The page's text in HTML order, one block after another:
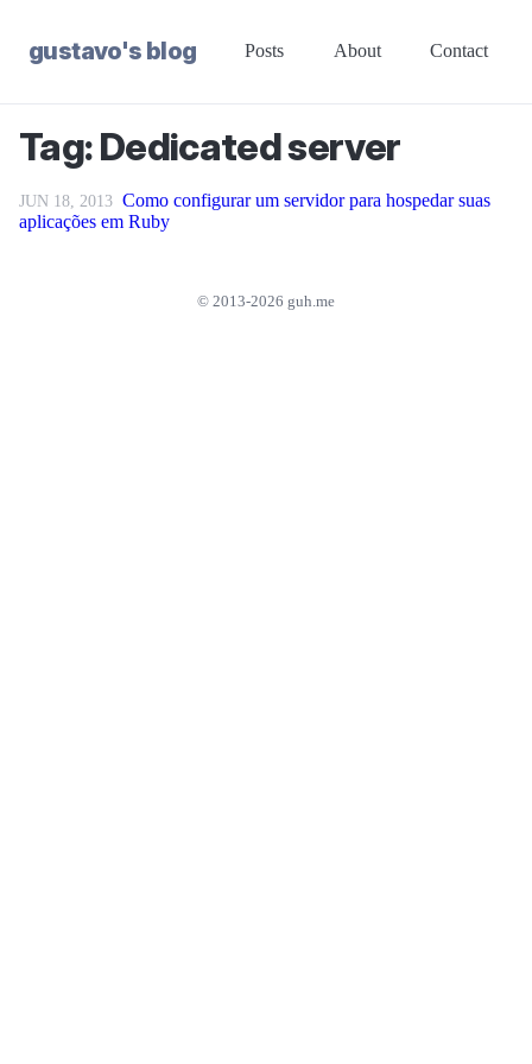
gustavo's blog Posts About Contact
Tag: Dedicated server
JUN 18, 2013 Como configurar um servidor para hospedar suas
aplicações em Ruby
© 2013-2026 guh.me